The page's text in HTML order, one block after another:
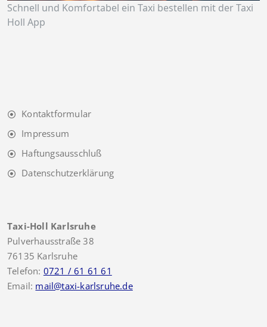
Schnell und Komfortabel ein Taxi bestellen mit der Taxi
Holl App
Kontaktformular
Impressum
Haftungsausschluß
Datenschutzerklärung
Taxi-Holl Karlsruhe
Pulverhausstraße 38
76135 Karlsruhe
Telefon: 0721 / 61 61 61
Email: mail@taxi-karlsruhe.de